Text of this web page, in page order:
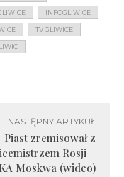
INFOGLIWICE
TV GLIWICE
NASTĘPNY ARTYKUŁ
Piast zremisował z
Rosji –
Moskwa (wideo)